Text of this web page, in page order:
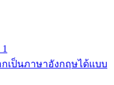
เป็นภาษาอังกฤษได้แบบ